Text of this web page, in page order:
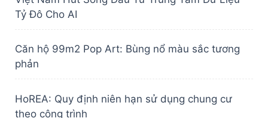
Tỷ Đô Cho AI
Căn hộ 99m2 Pop Art: Bùng nổ màu sắc tương
phản
HoREA: Quy định niên hạn sử dụng chung cư
theo công trình